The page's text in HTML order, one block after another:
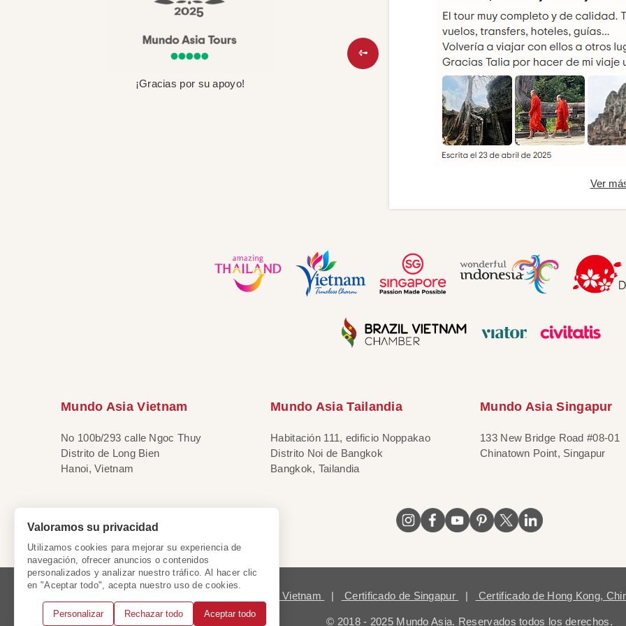
¡Gracias por su apoyo!
Ver
Mundo Asia Vietnam
No 100b/293 calle Ngoc Thuy
Distrito de Long Bien
Hanoi, Vietnam
Mundo Asia Tailandia
Habitación 111, edificio Noppakao
Distrito Noi de Bangkok
Bangkok, Tailandia
Mundo Asia Singapur
133 New Bridge Road #08-01
Chinatown Point, Singapur
Licencia de Vietnam | Certificado de Singapur | Certificado de Hong Kong,
© 2018 - 2025 Mundo Asia. Reservados todos los derechos.
Valoramos su privacidad
Utilizamos cookies para mejorar su experiencia de
navegación, ofrecer anuncios o contenidos
personalizados y analizar nuestro tráfico. Al hacer clic
en "Aceptar todo", acepta nuestro uso de cookies.
Personalizar Rechazar todo Aceptar todo